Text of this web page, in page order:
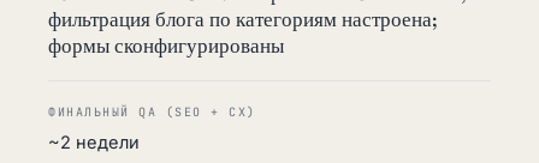
фильтрация блога по категориям настроена;
формы сконфигурированы
ФИНАЛЬНЫЙ QA (SEO + CX)
~2 недели